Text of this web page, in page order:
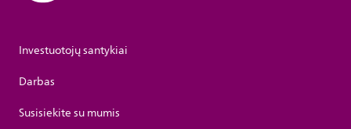
Investuotojų santykiai
Darbas
Susisiekite su mumis